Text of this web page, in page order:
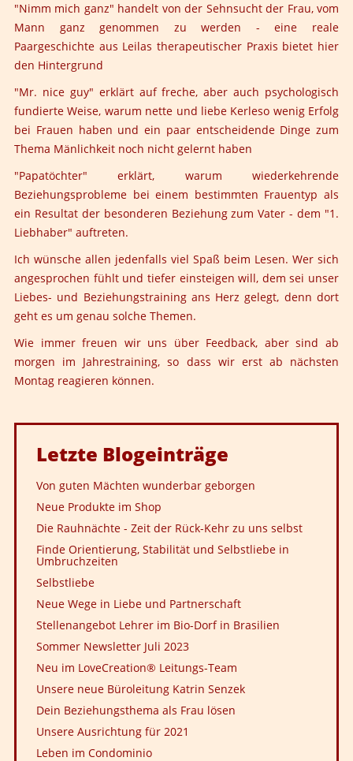
"Nimm mich ganz" handelt von der Sehnsucht der Frau, vom
Mann ganz genommen zu werden - eine reale
Paargeschichte aus Leilas therapeutischer Praxis bietet hier
den Hintergrund
"Mr. nice guy" erklärt auf freche, aber auch psychologisch
fundierte Weise, warum nette und liebe Kerleso wenig Erfolg
bei Frauen haben und ein paar entscheidende Dinge zum
Thema Mänlichkeit noch nicht gelernt haben
"Papatöchter" erklärt, warum wiederkehrende
Beziehungsprobleme bei einem bestimmten Frauentyp als
ein Resultat der besonderen Beziehung zum Vater - dem "1.
Liebhaber" auftreten.
Ich wünsche allen jedenfalls viel Spaß beim Lesen. Wer sich
angesprochen fühlt und tiefer einsteigen will, dem sei unser
Liebes- und Beziehungstrainingans Herz gelegt, denn dort
geht es um genau solche Themen.
Wie immer freuen wir uns über Feedback, aber sind ab
morgen im Jahrestraining, so dass wir erst ab nächsten
Montag reagieren können.
Letzte Blogeinträge
Von guten Mächten wunderbar geborgen
Neue Produkte im Shop
Die Rauhnächte - Zeit der Rück-Kehr zu uns selbst
Finde Orientierung, Stabilität und Selbstliebe in
Umbruchzeiten
Selbstliebe
Neue Wege in Liebe und Partnerschaft
Stellenangebot Lehrer im Bio-Dorf in Brasilien
Sommer Newsletter Juli 2023
Neu im LoveCreation® Leitungs-Team
Unsere neue Büroleitung Katrin Senzek
Dein Beziehungsthema als Frau lösen
Unsere Ausrichtung für 2021
Leben im Condominio